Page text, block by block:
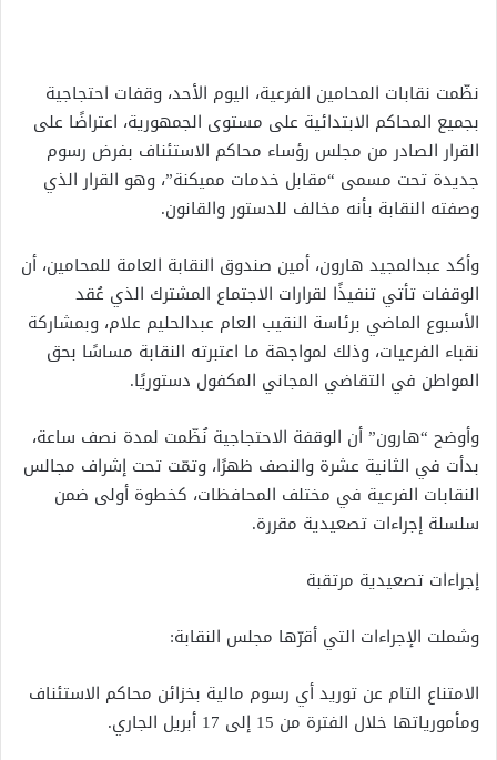
نظّمت نقابات المحامين الفرعية، اليوم الأحد، وقفات احتجاجية
بجميع المحاكم الابتدائية على مستوى الجمهورية، اعتراضًا على
القرار الصادر من مجلس رؤساء محاكم الاستئناف بفرض رسوم
جديدة تحت مسمى “مقابل خدمات مميكنة”، وهو القرار الذي
وصفته النقابة بأنه مخالف للدستور والقانون.
وأكد عبدالمجيد هارون، أمين صندوق النقابة العامة للمحامين، أن
الوقفات تأتي تنفيذًا لقرارات الاجتماع المشترك الذي عُقد
الأسبوع الماضي برئاسة النقيب العام عبدالحليم علام، وبمشاركة
نقباء الفرعيات، وذلك لمواجهة ما اعتبرته النقابة مساسًا بحق
المواطن في التقاضي المجاني المكفول دستوريًا.
وأوضح “هارون” أن الوقفة الاحتجاجية نُظّمت لمدة نصف ساعة،
بدأت في الثانية عشرة والنصف ظهرًا، وتمّت تحت إشراف مجالس
النقابات الفرعية في مختلف المحافظات، كخطوة أولى ضمن
سلسلة إجراءات تصعيدية مقررة.
إجراءات تصعيدية مرتقبة
وشملت الإجراءات التي أقرّها مجلس النقابة:
الامتناع التام عن توريد أي رسوم مالية بخزائن محاكم الاستئناف
ومأمورياتها خلال الفترة من 15 إلى 17 أبريل الجاري.